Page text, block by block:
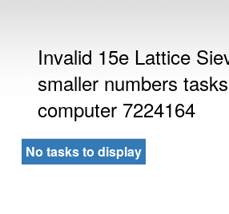
Invalid 15e Lattice
smaller numbers
computer 7224164
No tasks to display